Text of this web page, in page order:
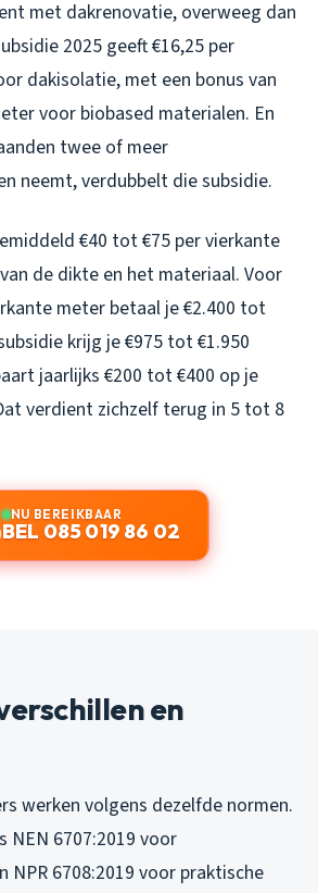
met dakrenovatie, overweeg dan
2025 geeft €16,25 per
dakisolatie, met een bonus van
voor biobased materialen. En
twee of meer
neemt, verdubbelt die subsidie.
€40 tot €75 per vierkante
de dikte en het materiaal. Voor
meter betaal je €2.400 tot
krijg je €975 tot €1.950
jaarlijks €200 tot €400 op je
verdient zichzelf terug in 5 tot 8
NU BEREIKBAAR
BEL 085 019 86 02
en
werken volgens dezelfde normen.
NEN 6707:2019 voor
NPR 6708:2019 voor praktische